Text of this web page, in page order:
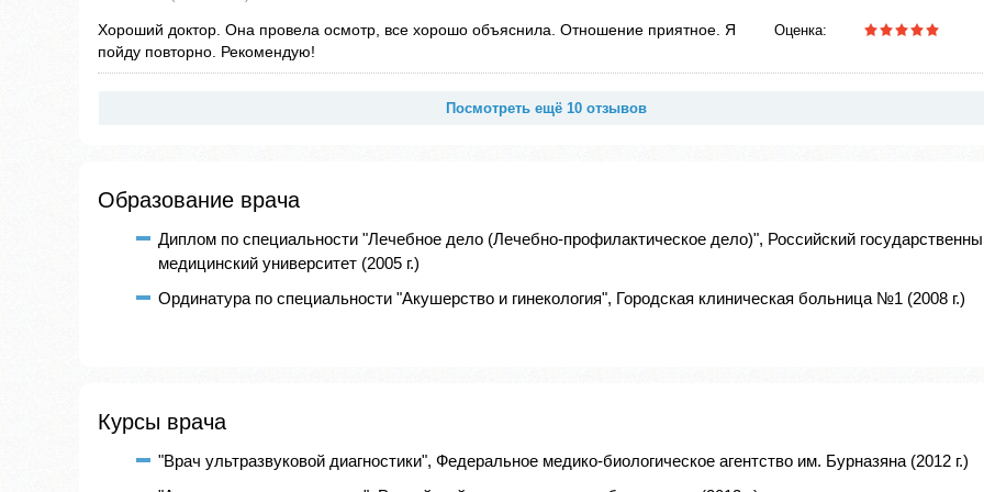
Хороший доктор. Она провела осмотр, все хорошо объяснила. Отношение приятное. Я
пойду повторно. Рекомендую!
Оценка:
Посмотреть ещё 10 отзывов
Образование врача
Диплом по специальности "Лечебное дело (Лечебно-профилактическое дело)", Российский
медицинский университет (2005 г.)
Ординатура по специальности "Акушерство и гинекология", Городская клиническая больница №1 (2008 г.)
Курсы врача
"Врач ультразвуковой диагностики", Федеральное медико-биологическое агентство им. Бурназяна (2012 г.)